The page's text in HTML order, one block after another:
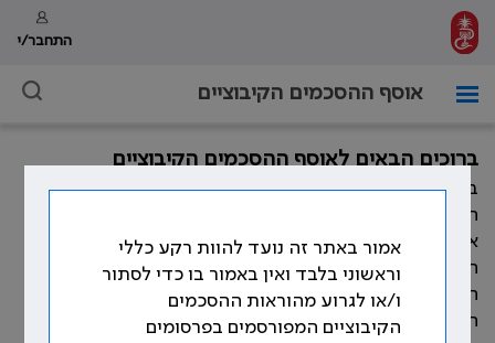
התחבר/י
אוסף ההסכמים הקיבוציים
ברוכים הבאים לאוסף ההסכמים הקיבוציים
במהלך השנים חתמה ההסתדרות הרפואית בישראל, מול
המעסיקים השונים, על הסכמים קיבוציים רבים המסדירים
את תנאי העבודה וזכויות הרופאים. כמו כן, התווספו במהלך
השנים פסקי בוררות, נספחים להסכמים קיבוציים, נהלים,
חוזרים ומכתבים אשר קובעים את תנאי העבודה וזכויות
הרופאים.
אמור באתר זה נועד להוות רקע כללי
וראשוני בלבד ואין באמור בו כדי לסתור
ו/או לגרוע מהוראות ההסכמים
הקיבוציים המפורסמים בפרסומים